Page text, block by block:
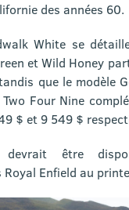
des années 60.
White se
et Wild Honey
que le modèle
Two Four Nine
$ et 9 549 $
être
Enfield au